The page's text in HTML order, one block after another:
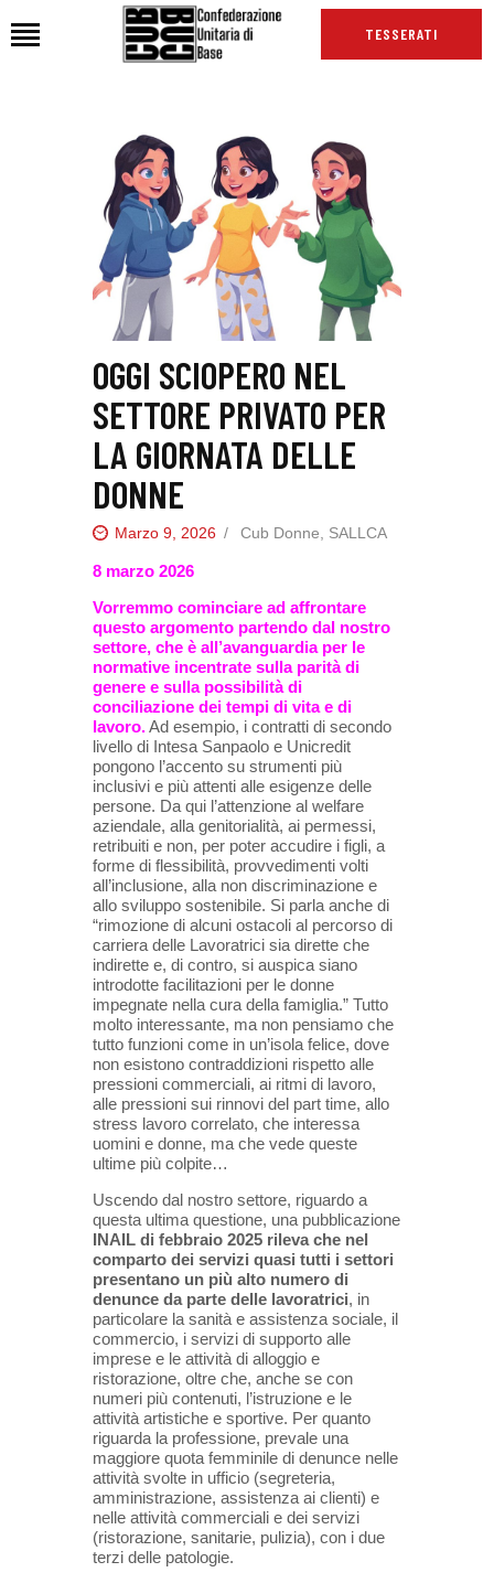
TESSERATI
HOME
CHI SIAMO
SEDI
NEWS
PODCAST CUB
TG CUB
INTERNAZIONALE
RASSEGNA STAMPA
OGGI SCIOPERO NEL
SETTORE PRIVATO PER
LA GIORNATA DELLE
DONNE
Marzo 9, 2026 Cub Donne, SALLCA
8 marzo 2026
Vorremmo cominciare ad affrontare
questo argomento partendo dal nostro
settore, che è all’avanguardia per le
normative incentrate sulla parità di
genere e sulla possibilità di
conciliazione dei tempi di vita e di
lavoro.Ad esempio, i contratti di secondo
livello di Intesa Sanpaolo e Unicredit
pongono l’accento su strumenti più
inclusivi e più attenti alle esigenze delle
persone. Da qui l’attenzione al welfare
aziendale, alla genitorialità, ai permessi,
retribuiti e non, per poter accudire i figli, a
forme di flessibilità, provvedimenti volti
all’inclusione, alla non discriminazione e
allo sviluppo sostenibile. Si parla anche di
“rimozione di alcuni ostacoli al percorso di
carriera delle Lavoratrici sia dirette che
indirette e, di contro, si auspica siano
introdotte facilitazioni per le donne
impegnate nella cura della famiglia.” Tutto
molto interessante, ma non pensiamo che
tutto funzioni come in un’isola felice, dove
non esistono contraddizioni rispetto alle
pressioni commerciali, ai ritmi di lavoro,
alle pressioni sui rinnovi del part time, allo
stress lavoro correlato, che interessa
uomini e donne, ma che vede queste
ultime più colpite…
Uscendo dal nostro settore, riguardo a
questa ultima questione, una pubblicazione
INAIL di febbraio 2025 rileva che nel
comparto dei servizi quasi tutti i settori
presentano un più alto numero di
denunce da parte delle lavoratrici, in
particolare la sanità e assistenza sociale, il
commercio, i servizi di supporto alle
imprese e le attività di alloggio e
ristorazione, oltre che, anche se con
numeri più contenuti, l’istruzione e le
attività artistiche e sportive. Per quanto
riguarda la professione, prevale una
maggiore quota femminile di denunce nelle
attività svolte in ufficio (segreteria,
amministrazione, assistenza ai clienti) e
nelle attività commerciali e dei servizi
(ristorazione, sanitarie, pulizia), con i due
terzi delle patologie.